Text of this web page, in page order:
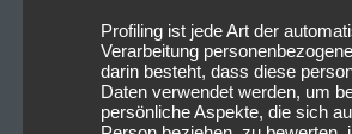
2026 @Allianz Arena
Die Foo Fighters gehen 2026 wieder
machen dabei auch mit der „AKE
Profiling ist jede Art der
Verarbeitung
darin besteht, dass diese
Daten verwendet werden, um
persönliche Aspekte, die sich